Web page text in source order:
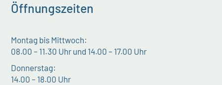
Öffnungszeiten
Montag bis Mittwoch:
08.00 – 11.30 Uhr und 14.00 – 17.00 Uhr
Donnerstag:
14.00 – 18.00 Uhr